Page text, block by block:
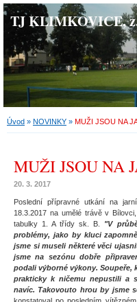
TJ KLIMKOVICE,
Úvod » NOVINKY » MUŽI JSOU NA
MUŽI JSOU NA
20. 3. 2017
Poslední přípravné utkání na
18.3.2017 na umělé trávě v
tabulky 1. A třídy sk. B. "V
problémy, jako by kluci
jsme si museli některé věci
jsme na sezónu dobře
podali výborné výkony. Soupeře,
prakticky k ničemu nepustili a
navíc. Takovouto hrou by jsme